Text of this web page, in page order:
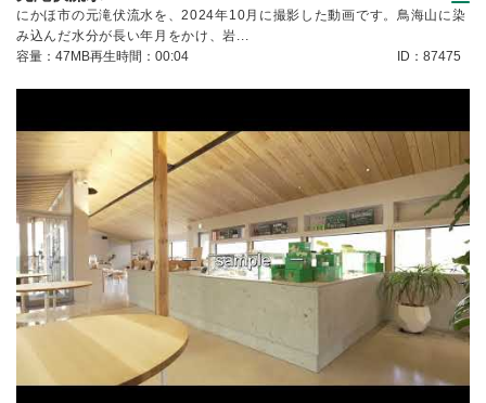
にかほ市の元滝伏流水を、2024年10月に撮影した動画です。鳥海山に染
み込んだ水分が長い年月をかけ、岩...
容量：47MB再生時間：00:04 ID：87475